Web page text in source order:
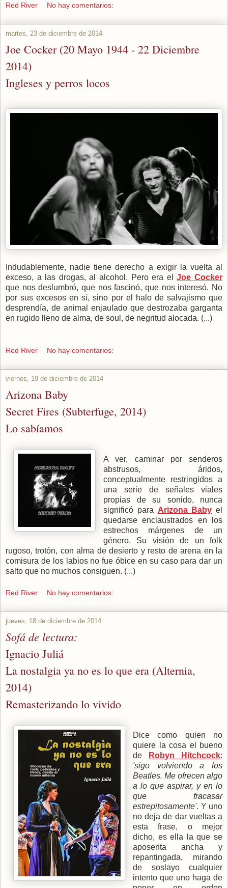
Red River No hay comentarios:
martes, 23 de diciembre de 2014
Joe Cocker (20 Mayo 1944 - 22 Diciembre
2014)
Ingleses y perros locos
Indudablemente, nadie tiene derecho a exigir la vuelta al
exceso, a las drogas, al alcohol. Pero era elJoe Cocker
que nos deslumbró, que nos fascinó, que nos interesó. No
por sus excesos en sí, sino por el halo de salvajismo que
desprendía, de animal enjaulado que destrozaba garganta
en rugido lleno de alma, de soul, de negritud alocada. (...)
Red River No hay comentarios:
viernes, 19 de diciembre de 2014
Arizona Baby
Secret Fires (Subterfuge, 2014)
Lo sabíamos
A ver, caminar por senderos
abstrusos, áridos,
conceptualmente restringidos a
una serie de señales viales
propias de su sonido, nunca
significó para Arizona Baby el
quedarse enclaustrados en los
estrechos márgenes de un
género. Su visión de un folk
rugoso, trotón, con alma de desierto y resto de arena en la
comisura de los labios no fue óbice en su caso para dar un
salto que no muchos consiguen. (...)
Red River No hay comentarios:
jueves, 18 de diciembre de 2014
Sofá de lectura:
Ignacio Juliá
La nostalgia ya no es lo que era (Alternia,
2014)
Remasterizando lo vivido
Dice como quien no
quiere la cosa el bueno
de
Robyn Hitchcock:
'sigo volviendo a los
Beatles. Me ofrecen algo
a lo que aspirar, y en lo
que fracasar
estrepitosamente'. Y uno
no deja de dar vueltas a
esta frase, o mejor
dicho, es ella la que se
aposenta ancha y
repantingada, mirando
de soslayo cualquier
intento que uno haga de